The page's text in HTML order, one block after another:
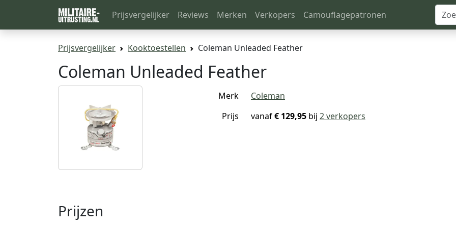
Prijsvergelijker Reviews Merken Verkopers Camouflagepatronen
Prijsvergelijker Kooktoestellen Coleman Unleaded Feather
Coleman Unleaded Feather
Merk
Coleman
Prijs
vanaf€ 129,95 bij 2 verkopers
Prijzen